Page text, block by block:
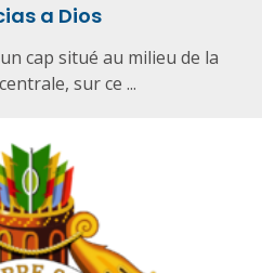
a Dios
cap situé au milieu de la
sur ce ...